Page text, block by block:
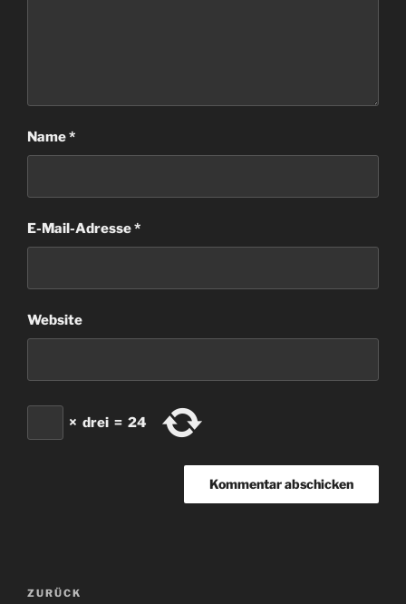
Name*
E-Mail-Adresse*
Website
× drei = 24
Beitragsnavigation
Vorheriger
ZURÜCK